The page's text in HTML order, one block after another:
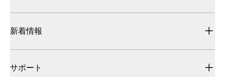
新着情報
サポート